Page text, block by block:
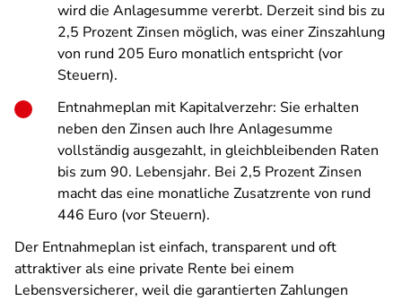
wird die Anlagesumme vererbt. Derzeit sind bis zu
2,5 Prozent Zinsen möglich, was einer Zinszahlung
von rund 205 Euro monatlich entspricht (vor
Steuern).
Entnahmeplan mit Kapitalverzehr: Sie erhalten
neben den Zinsen auch Ihre Anlagesumme
vollständig ausgezahlt, in gleichbleibenden Raten
bis zum 90. Lebensjahr. Bei 2,5 Prozent Zinsen
macht das eine monatliche Zusatzrente von rund
446 Euro (vor Steuern).
Der Entnahmeplan ist einfach, transparent und oft
attraktiver als eine private Rente bei einem
Lebensversicherer, weil die garantierten Zahlungen